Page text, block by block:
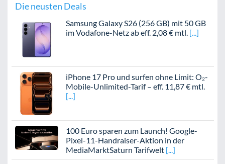
Die neusten Deals
Samsung Galaxy S26 (256 GB) mit 50 GB
im Vodafone-Netz ab eff. 2,08 € mtl.
iPhone 17 Pro und surfen ohne Limit: O₂-
Mobile-Unlimited-Tarif – eff. 11,87 € mtl.
100 Euro sparen zum Launch! Google-
Pixel-11-Handraiser-Aktion in der
MediaMarktSaturn Tarifwelt